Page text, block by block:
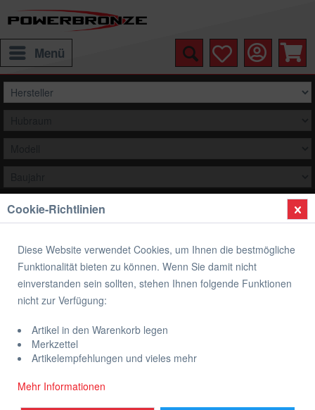
Menü
Auswählen
Übersicht Verkleidung
Verkleidungsoberteil YAMAHA XSR 900
Cookie-Richtlinien
Diese Website verwendet Cookies, um Ihnen die bestmögliche
Funktionalität bieten zu können. Wenn Sie damit nicht
einverstanden sein sollten, stehen Ihnen folgende Funktionen
nicht zur Verfügung:
Artikel in den Warenkorb legen
Merkzettel
Artikelempfehlungen und vieles mehr
Mehr Informationen